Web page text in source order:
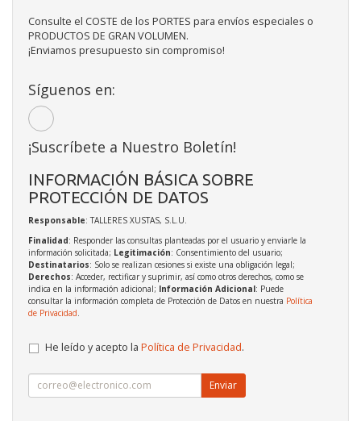
Consulte el COSTE de los PORTES para envíos especiales o
PRODUCTOS DE GRAN VOLUMEN.
¡Enviamos presupuesto sin compromiso!
Síguenos en:
¡Suscríbete a Nuestro Boletín!
INFORMACIÓN BÁSICA SOBRE
PROTECCIÓN DE DATOS
Responsable: TALLERES XUSTAS, S.L.U.
Finalidad: Responder las consultas planteadas por el usuario y enviarle la
información solicitada; Legitimación: Consentimiento del usuario;
Destinatarios: Solo se realizan cesiones si existe una obligación legal;
Derechos: Acceder, rectificar y suprimir, así como otros derechos, como se
indica en la información adicional; Información Adicional: Puede
consultar la información completa de Protección de Datos en nuestra Política
de Privacidad
He leído y acepto la Política de Privacidad.
Enviar